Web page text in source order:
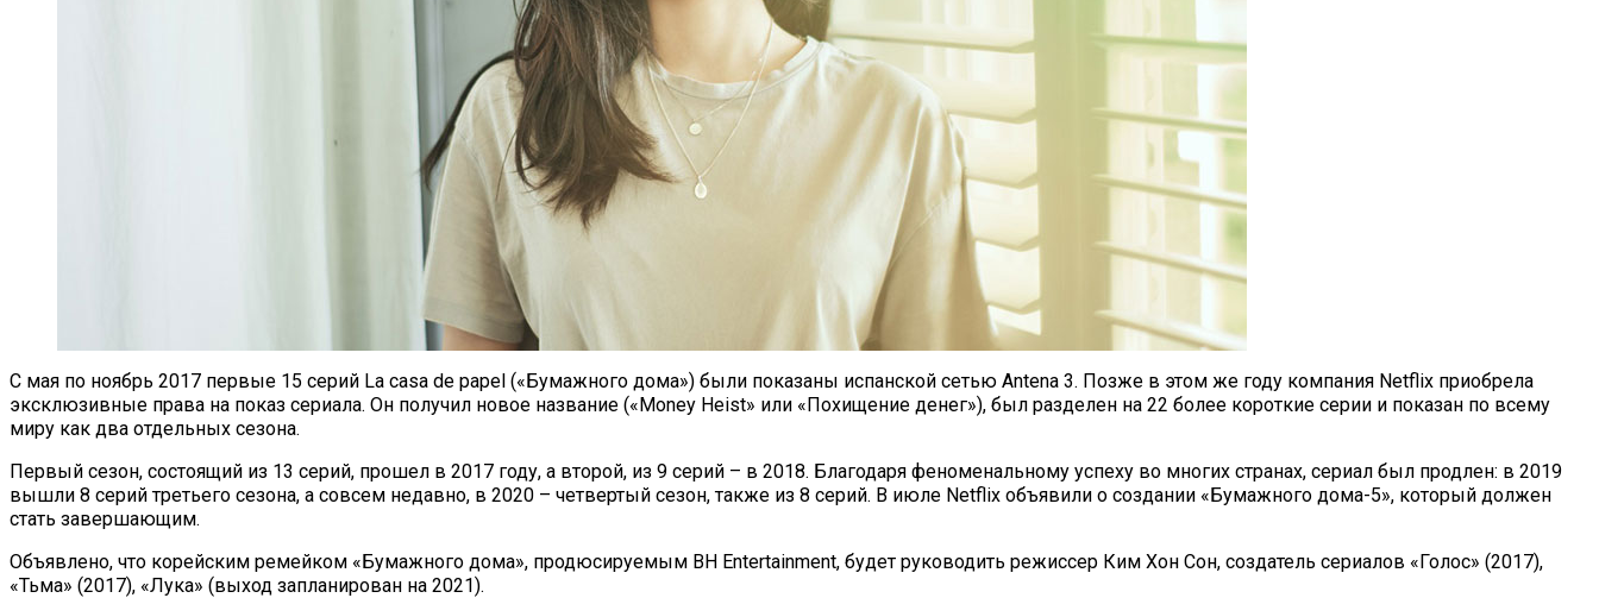
С мая по ноябрь 2017 первые 15 серий La casa de papel («Бумажного дома») были показаны испанской сетью Antena 3. Позже в этом же году компания Netflix приобрела
эксклюзивные права на показ сериала. Он получил новое название («Money Heist» или «Похищение денег»), был разделен на 22 более короткие серии и показан по всему
миру как два отдельных сезона.
Первый сезон, состоящий из 13 серий, прошел в 2017 году, а второй, из 9 серий – в 2018. Благодаря феноменальному успеху во многих странах, сериал был продлен: в 2019
вышли 8 серий третьего сезона, а совсем недавно, в 2020 – четвертый сезон, также из 8 серий. В июле Netflix объявили о создании «Бумажного дома-5», который должен
стать завершающим.
Объявлено, что корейским ремейком «Бумажного дома», продюсируемым BH Entertainment, будет руководить режиссер Ким Хон Сон, создатель сериалов «Голос» (2017),
«Тьма» (2017), «Лука» (выход запланирован на 2021).